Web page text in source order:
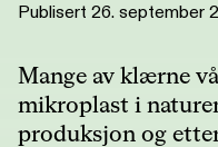
Publisert 26. september
Mange av klærne
mikroplast i
produksjon og